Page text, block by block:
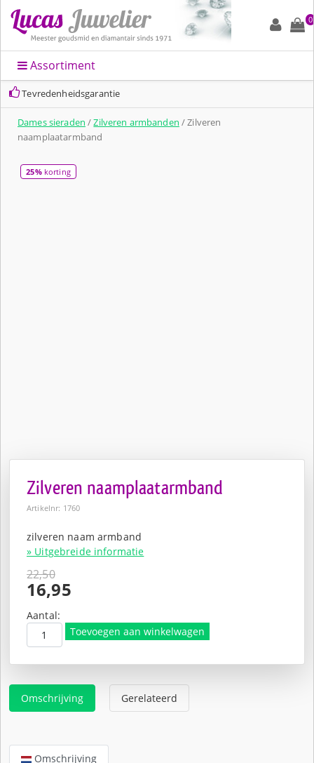
0
Assortiment
Tevredenheidsgarantie
Dames sieraden /Zilveren armbanden / Zilveren
naamplaatarmband
25%korting
Zilveren naamplaatarmband
Artikelnr: 1760
zilveren naam armband
» Uitgebreide informatie
22,50
Oorspronkelijke
prijs
was:
€22,50.
16,95
Huidige
prijs
is:
€16,95.
Aantal:
Toevoegen aan winkelwagen
Omschrijving Gerelateerd
Omschrijving